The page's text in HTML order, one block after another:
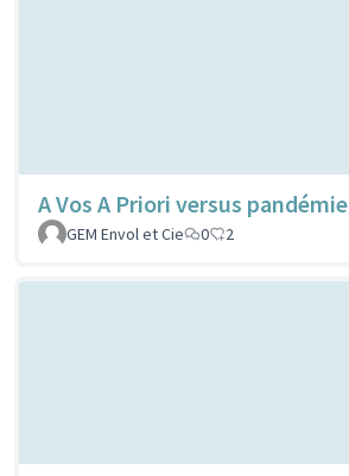
A Vos A Priori versus pandémie
GEM Envol et Cie
0 2